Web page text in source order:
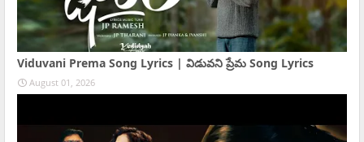
Viduvani Prema Song Lyrics | విడువని ప్రేమ Song Lyrics
August 01, 2026